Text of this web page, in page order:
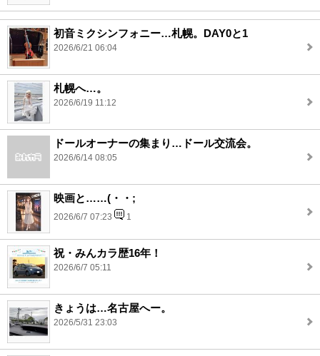
初音ミクシンフォニー…札幌。DAY0と1
2026/6/21 06:04
札幌へ…。
2026/6/19 11:12
ドールオーナーの集まり…ドール交流会。
2026/6/14 08:05
映画と……(・・;
2026/6/7 07:23 1
祝・みんカラ歴16年！
2026/6/7 05:11
きょうは…名古屋へー。
2026/5/31 23:03